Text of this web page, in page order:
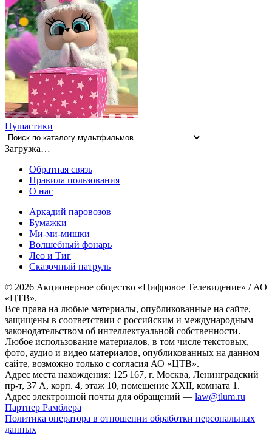
Пушастики
Загрузка…
Обратная связь
Правила пользования
О нас
Аркадий паровозов
Бумажки
Ми-ми-мишки
Волшебный фонарь
Лео и Тиг
Сказочный патруль
© 2026 Акционерное общество «Цифровое Телевидение» / АО
«ЦТВ».
Все права на любые материалы, опубликованные на сайте,
защищены в соответствии с российским и международным
законодательством об интеллектуальной собственности.
Любое использование материалов, в том числе текстовых,
фото, аудио и видео материалов, опубликованных на данном
сайте, возможно только с согласия АО «ЦТВ».
Адрес места нахождения: 125 167, г. Москва, Ленинградский
пр-т, 37 А, корп. 4, этаж 10, помещение XXII, комната 1.
Адрес электронной почты для обращений — law@tlum.ru
Партнер Рамблера
Политика оператора в отношении обработки персональных
данных